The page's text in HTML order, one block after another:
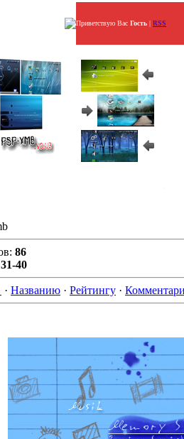
Приветствую Вас Гость | RSS
86
31-40
· Названию · Рейтингу ·